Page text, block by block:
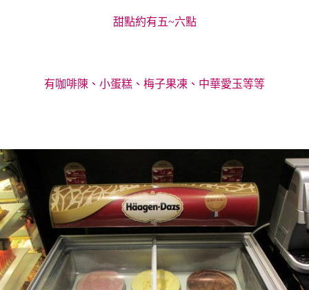
甜點約有五~六點
有咖啡陳、小蛋糕、梅子果凍、中華愛玉等等